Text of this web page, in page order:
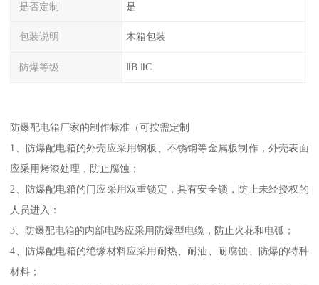
是否定制 是
包装说明 木箱包装
防爆等级 ⅡB ⅡC
防爆配电箱厂家的制作标准（可按需定制
1、防爆配电箱的外壳应采用钢板、不锈钢等金属板制作，外壳表面
应采用烤漆处理，防止腐蚀；
2、防爆配电箱的门应采用双重锁定，具有安全锁，防止未经授权的
人员进入：
3、防爆配电箱的内部电路应采用防爆型电缆，防止火花和电弧；
4、防爆配电箱的绝缘材料应采用耐热、耐油、耐腐蚀、防爆的特种
材料；